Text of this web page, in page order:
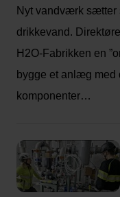
Nyt vandværk sætter
drikkevand.
H2O-Fabrikken en
bygge et anlæg med
komponenter…